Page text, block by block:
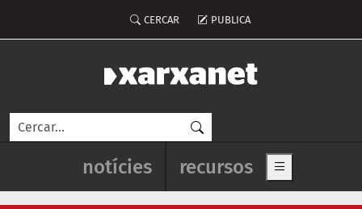
Menú del compte d'usuari
CERCAR PUBLICA
Cerca
Navegació principal de
notícies recursos Show main